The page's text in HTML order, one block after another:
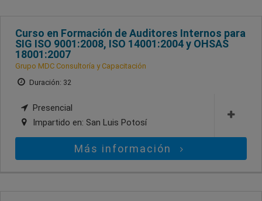
Curso en Formación de Auditores Internos para
SIG ISO 9001:2008, ISO 14001:2004 y OHSAS
18001:2007
Grupo MDC Consultoría y Capacitación
Duración: 32
Presencial
Impartido en: San Luis Potosí
Más información